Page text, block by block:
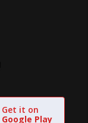
Get it on
Google Play